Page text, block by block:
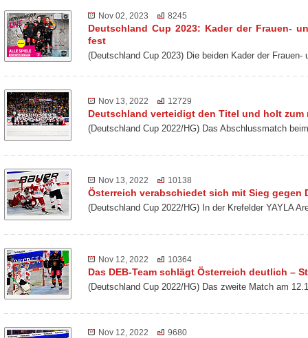
Nov 02, 2023 8245
Deutschland Cup 2023: Kader der Frauen-
fest
(Deutschland Cup 2023) Die beiden Kader der
Nov 13, 2022 12729
Deutschland verteidigt den Titel und holt
(Deutschland Cup 2022/HG) Das Abschlussmatch
Nov 13, 2022 10138
Österreich verabschiedet sich mit Sieg gegen
(Deutschland Cup 2022/HG) In der Krefelder YAYLA
Nov 12, 2022 10364
Das DEB-Team schlägt Österreich deutlich –
(Deutschland Cup 2022/HG) Das zweite Match am
Nov 12, 2022 9680